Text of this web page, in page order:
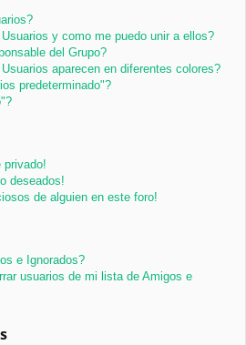
y como me puedo unir a ellos?
del Grupo?
aparecen en diferentes colores?
predeterminado"?
privado!
deseados!
de alguien en este foro!
e Ignorados?
usuarios de mi lista de Amigos e